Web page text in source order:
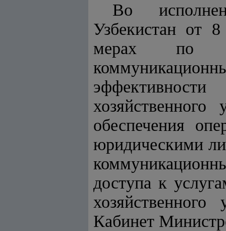
Во
Узбекистан от
мерах по
обеспечения
юридическими
доступа к
Кабинет